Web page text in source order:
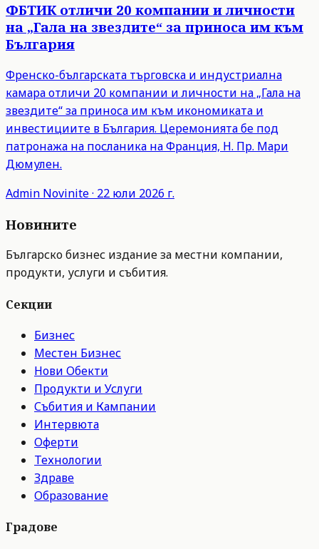
ФБТИК отличи 20 компании и личности
на „Гала на звездите“ за приноса им към
България
Френско-българската търговска и индустриална
камара отличи 20 компании и личности на „Гала на
звездите“ за приноса им към икономиката и
инвестициите в България. Церемонията бе под
патронажа на посланика на Франция, Н. Пр. Мари
Дюмулен.
Admin Novinite· 22 юли 2026 г.
Новините
Българско бизнес издание за местни компании,
продукти, услуги и събития.
Секции
Бизнес
Местен Бизнес
Нови Обекти
Продукти и Услуги
Събития и Кампании
Интервюта
Оферти
Технологии
Здраве
Образование
Градове